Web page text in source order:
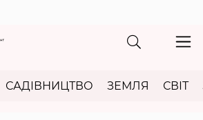
САДІВНИЦТВО ЗЕМЛЯ СВІТ